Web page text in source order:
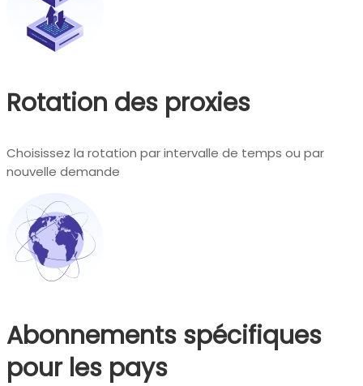
Rotation des proxies
Choisissez la rotation par intervalle de temps ou par
nouvelle demande
Abonnements spécifiques
pour les pays